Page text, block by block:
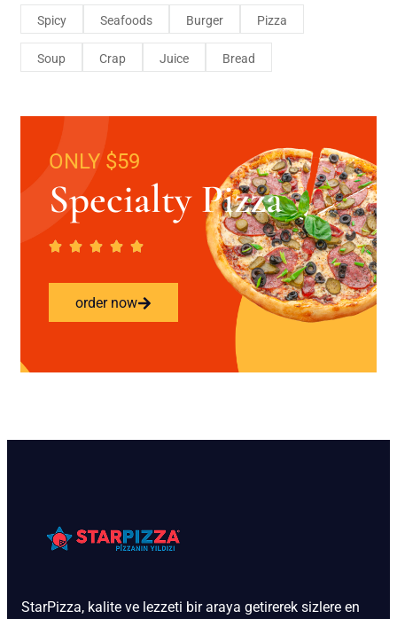
Spicy Seafoods Burger Pizza
Soup Crap Juice Bread
ONLY $59
Specialty Pizza
order now
StarPizza, kalite ve lezzeti bir araya getirerek sizlere en